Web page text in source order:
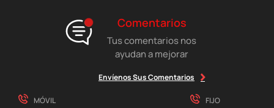
Comentarios
Tus comentarios nos
ayudan a mejorar
Envíenos Sus Comentarios
MÓVIL FIJO